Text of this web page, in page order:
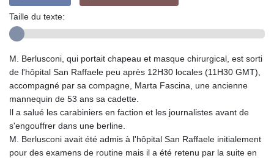
Taille du texte:
M. Berlusconi, qui portait chapeau et masque chirurgical, est sorti
de l'hôpital San Raffaele peu après 12H30 locales (11H30 GMT),
accompagné par sa compagne, Marta Fascina, une ancienne
mannequin de 53 ans sa cadette.
Il a salué les carabiniers en faction et les journalistes avant de
s'engouffrer dans une berline.
M. Berlusconi avait été admis à l'hôpital San Raffaele initialement
pour des examens de routine mais il a été retenu par la suite en